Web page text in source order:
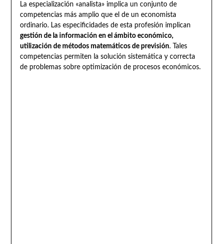
La especialización «analista» implica un conjunto de
competencias más amplio que el de un economista
ordinario. Las especificidades de esta profesión implican
gestión de la información en el ámbito económico,
utilización de métodos matemáticos de previsión. Tales
competencias permiten la solución sistemática y correcta
de problemas sobre optimización de procesos económicos.